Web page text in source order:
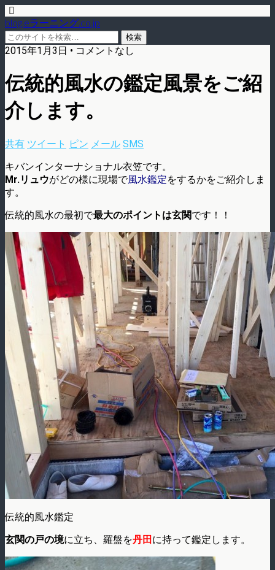
blog.eラーニング.co.jp
2015年1月3日 • コメントなし
伝統的風水の鑑定風景をご紹
介します。
共有 ツイート ピン メール SMS
キバンインターナショナル衣笠です。
Mr.リュウがどの様に現場で風水鑑定をするかをご紹介しま
す。
伝統的風水の最初で最大のポイントは玄関です！！
伝統的風水鑑定
玄関の戸の境に立ち、羅盤を丹田 に持って鑑定します。